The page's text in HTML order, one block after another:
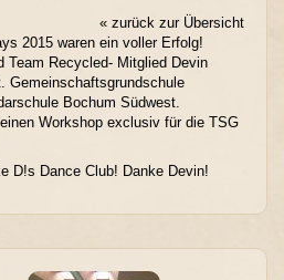
« zurück zur Übersicht
2015 waren ein voller Erfolg!
Team Recycled- Mitglied Devin
Gemeinschaftsgrundschule
Bochum Südwest.
Workshop exclusiv für die TSG
D!s Dance Club! Danke Devin!